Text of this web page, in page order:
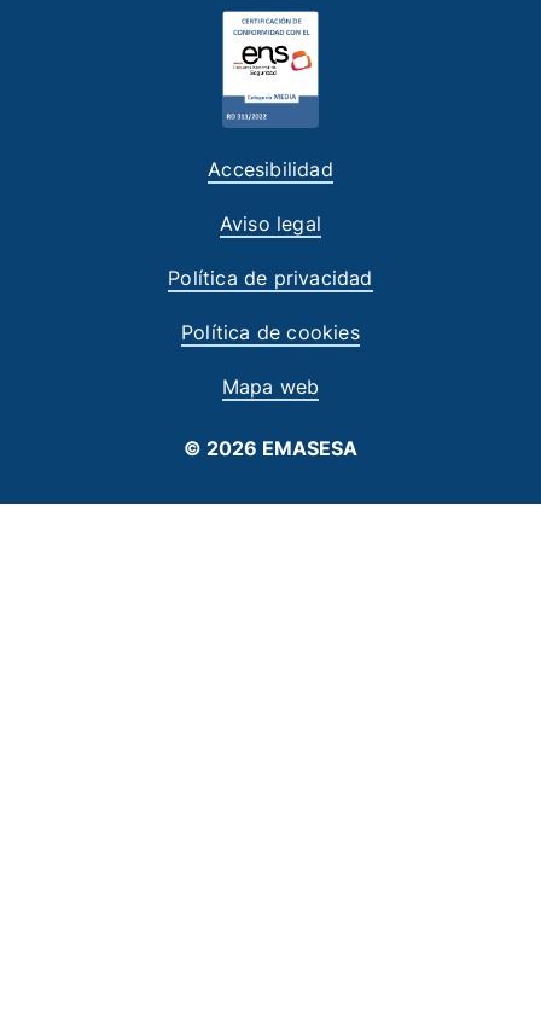
Accesibilidad
Aviso legal
Política de privacidad
Política de cookies
Mapa web
© 2026 EMASESA